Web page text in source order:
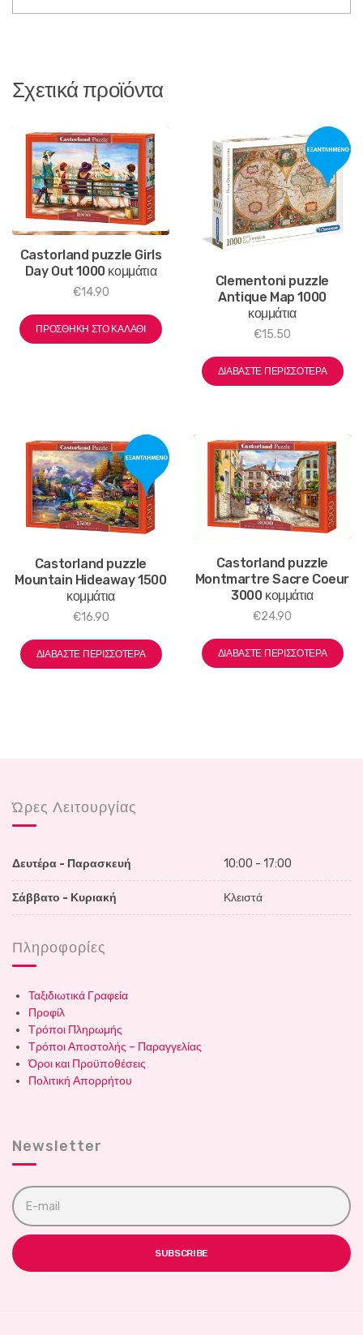
Σχετικά προϊόντα
Castorland puzzle Girls
Day Out 1000 κομμάτια
€14.90
ΠΡΟΣΘΉΚΗ ΣΤΟ ΚΑΛΆΘΙ
Clementoni puzzle
Antique Map 1000
κομμάτια
€15.50
ΔΙΑΒΆΣΤΕ ΠΕΡΙΣΣΌΤΕΡΑ
Castorland puzzle
Mountain Hideaway 1500
κομμάτια
€16.90
ΔΙΑΒΆΣΤΕ ΠΕΡΙΣΣΌΤΕΡΑ
Castorland puzzle
Montmartre Sacre Coeur
3000 κομμάτια
€24.90
ΔΙΑΒΆΣΤΕ ΠΕΡΙΣΣΌΤΕΡΑ
Ώρες Λειτουργίας
Δευτέρα - Παρασκευή 10:00 - 17:00
Σάββατο - Κυριακή Κλειστά
Πληροφορίες
Ταξιδιωτικά Γραφεία
Προφίλ
Τρόποι Πληρωμής
Τρόποι Αποστολής – Παραγγελίας
Όροι και Προϋποθέσεις
Πολιτική Απορρήτου
Newsletter
E
m
a
l
a
SUBSCRIBE